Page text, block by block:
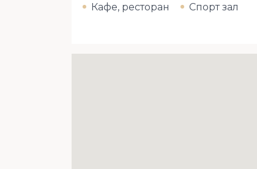
Кафе, ресторан
Спорт зал